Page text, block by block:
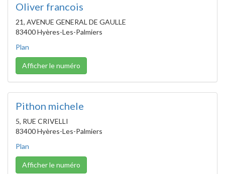
Oliver francois
21, AVENUE GENERAL DE GAULLE
83400 Hyères-Les-Palmiers
Plan
Afficher le numéro
Pithon michele
5, RUE CRIVELLI
83400 Hyères-Les-Palmiers
Plan
Afficher le numéro